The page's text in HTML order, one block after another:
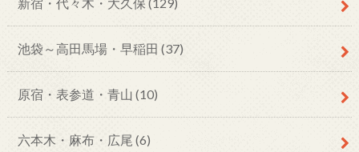
池袋～高田馬場・早稲田 (37)
原宿・表参道・青山 (10)
六本木・麻布・広尾 (6)